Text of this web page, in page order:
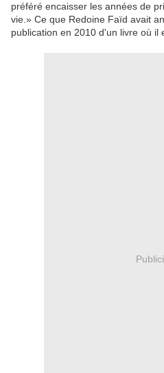
préféré encaisser les années de
vie.» Ce que Redoine Faïd avait
publication en 2010 d'un livre où il